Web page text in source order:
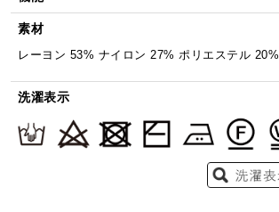
素材
レーヨン 53% ナイロン 27% ポリエステル 20%
洗濯表示